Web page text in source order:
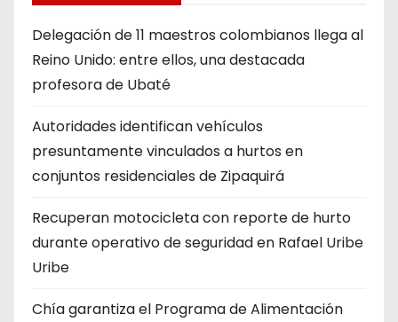
Delegación de 11 maestros colombianos llega al
Reino Unido: entre ellos, una destacada
profesora de Ubaté
Autoridades identifican vehículos
presuntamente vinculados a hurtos en
conjuntos residenciales de Zipaquirá
Recuperan motocicleta con reporte de hurto
durante operativo de seguridad en Rafael Uribe
Uribe
Chía garantiza el Programa de Alimentación